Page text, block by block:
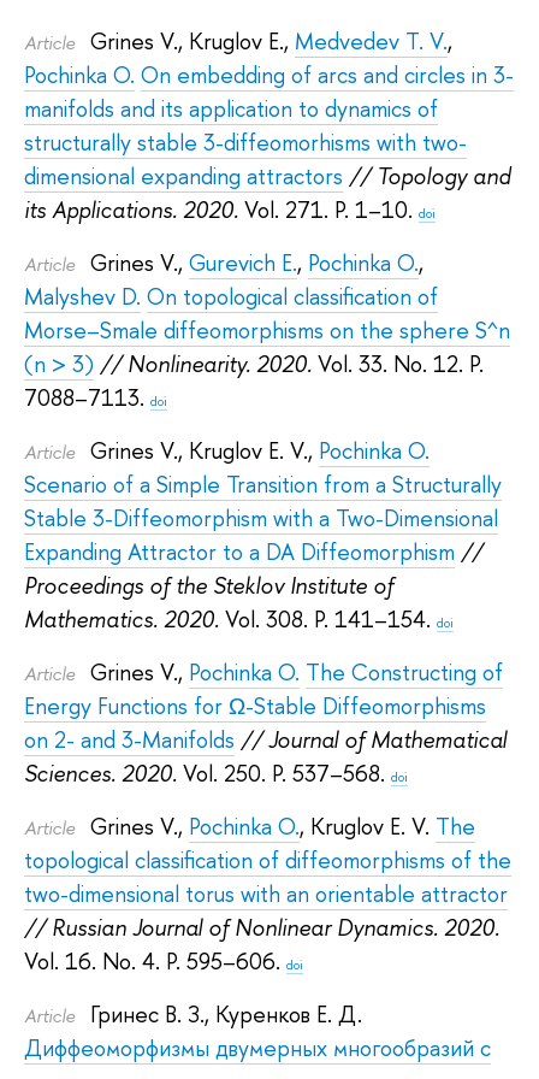
Article Grines V., Kruglov E., Medvedev T. V.,
Pochinka O. On embedding of arcs and circles in 3-
manifolds and its application to dynamics of
structurally stable 3-diffeomorhisms with two-
dimensional expanding attractors // Topology and
its Applications. 2020. Vol. 271. P. 1–10. doi
Article Grines V., Gurevich E., Pochinka O.,
Malyshev D. On topological classification of
Morse–Smale diffeomorphisms on the sphere S^n
(n > 3) // Nonlinearity. 2020. Vol. 33. No. 12. P.
7088–7113. doi
Article Grines V., Kruglov E. V., Pochinka O.
Scenario of a Simple Transition from a Structurally
Stable 3-Diffeomorphism with a Two-Dimensional
Expanding Attractor to a DA Diffeomorphism //
Proceedings of the Steklov Institute of
Mathematics. 2020. Vol. 308. P. 141–154. doi
Article Grines V., Pochinka O. The Constructing of
Energy Functions for Ω-Stable Diffeomorphisms
on 2- and 3-Manifolds // Journal of Mathematical
Sciences. 2020. Vol. 250. P. 537–568. doi
Article Grines V., Pochinka O., Kruglov E. V. The
topological classification of diffeomorphisms of the
two-dimensional torus with an orientable attractor
// Russian Journal of Nonlinear Dynamics. 2020.
Vol. 16. No. 4. P. 595–606. doi
Article Гринес В. З., Куренков Е. Д.
Диффеоморфизмы двумерных многообразий с